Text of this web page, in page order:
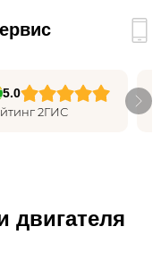
5.0
2ГИС
двигателя